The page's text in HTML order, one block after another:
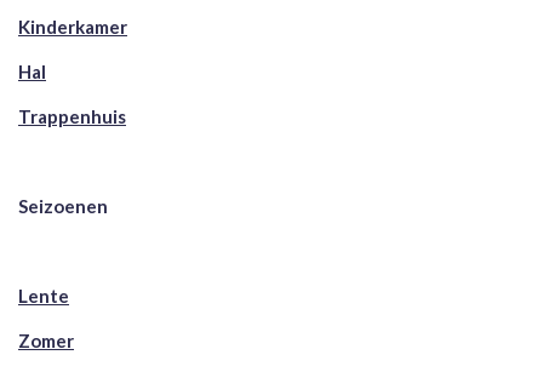
Kinderkamer
Hal
Trappenhuis
Seizoenen
Lente
Zomer